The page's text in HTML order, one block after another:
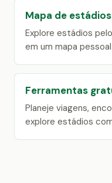
Mapa de
Explore estádios
em um mapa pessoal.
Ferramentas
Planeje viagens,
explore estádios